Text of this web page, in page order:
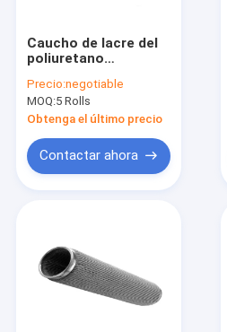
Caucho de lacre del
poliuretano
Air Filters Material
Precio:negotiable
MOQ:5 Rolls
Obtenga el último precio
Contactar ahora